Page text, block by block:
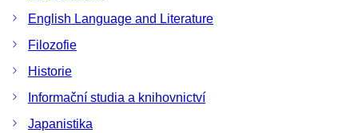
English Language and Literature
Filozofie
Historie
Informační studia a knihovnictví
Japanistika